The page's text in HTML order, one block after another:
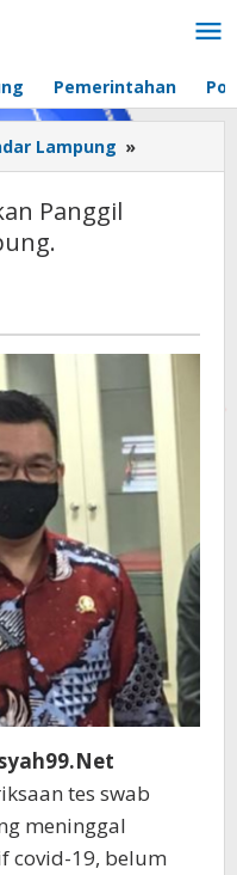
Pemerintahan
Lampung »
V
Panggil
tes swab
meninggal
covid-19, belum